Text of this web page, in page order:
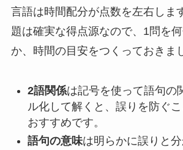
言語は時間配分が点数を左右しま
題は確実な得点源なので、1問を
か、時間の目安をつくっておきま
2語関係は記号を使って語句の
ル化して解くと、誤りを防ぐ
おすすめです。
語句の意味は明らかに誤りと